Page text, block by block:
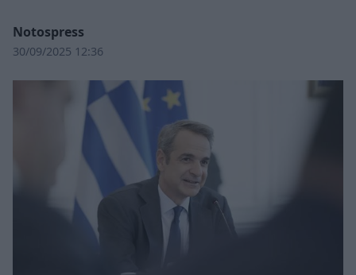
Notospress
30/09/2025 12:36